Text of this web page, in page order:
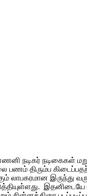
நடிகர் நடிகைகள்
பணம் திரும்ப
லாபகரமான
ள்ளது. இதனிடையே